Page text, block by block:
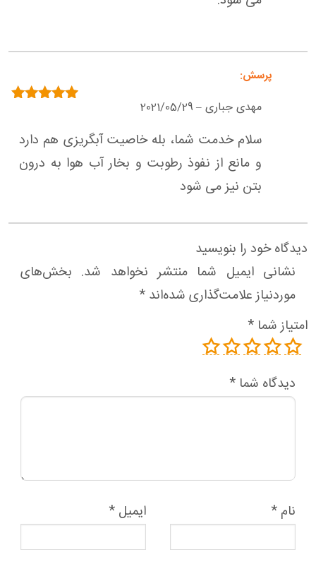
مهدی جباری –
2021/05/29
سلام خدمت شما، بله خاصیت آبگریزی هم دارد
و مانع از نفوذ رطوبت و بخار آب هوا به درون
بتن نیز می شود
دیدگاه خود را بنویسید
نشانی ایمیل شما منتشر نخواهد شد. بخش‌های
موردنیاز علامت‌گذاری شده‌اند *
امتیاز شما *
دیدگاه شما *
نام * ایمیل *